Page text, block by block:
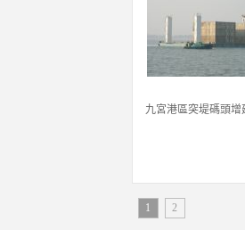
九宮港區突堤碼頭增
1 2